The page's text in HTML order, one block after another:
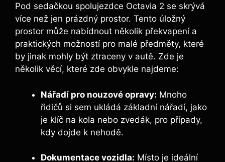
Pod sedačkou spolujezdce Octavia 2 se skrývá
více než jen prázdný prostor. Tento úložný
prostor může nabídnout několik překvapení a
praktických možností pro malé předměty, které
by jinak mohly být ztraceny v autě. Zde je
několik věcí, které zde obvykle najdeme:
Nářadí pro nouzové opravy: Mnoho
řidičů si sem ukládá základní nářadí, jako
je klíč na kola nebo zvedák, pro případy,
kdy dojde k nehodě.
Dokumentace vozidla: Místo je ideální